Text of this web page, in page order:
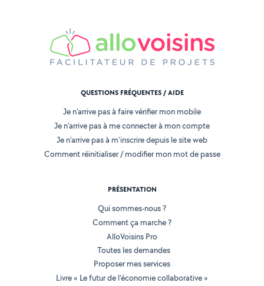
QUESTIONS FRÉQUENTES / AIDE
Je n'arrive pas à faire vérifier mon mobile
Je n'arrive pas à me connecter à mon compte
Je n'arrive pas à m'inscrire depuis le site web
Comment réinitialiser / modifier mon mot de passe
PRÉSENTATION
Qui sommes-nous ?
Comment ça marche ?
AlloVoisins Pro
Toutes les demandes
Proposer mes services
Livre « Le futur de l'économie collaborative »